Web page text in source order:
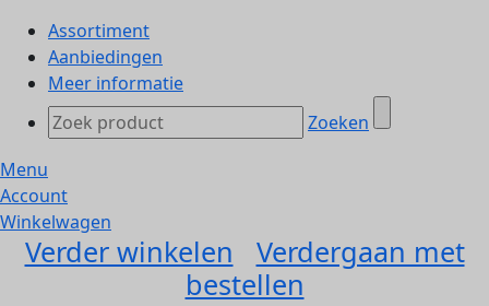
Assortiment
Aanbiedingen
Meer informatie
Zoeken
Menu
Account
Winkelwagen
Verder winkelen
Verdergaan met
bestellen